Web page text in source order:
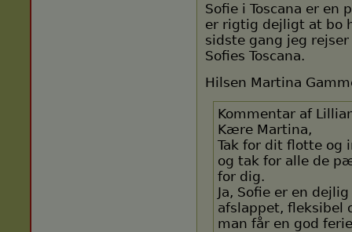
Sofie i Toscana er
er rigtig dejligt at bo
sidste gang jeg
Sofies Toscana.
Hilsen Martina
Kommentar af
Kære Martina,
Tak for dit flotte
og tak for alle de
for dig.
Ja, Sofie er en
afslappet, fleksibel
man får en god